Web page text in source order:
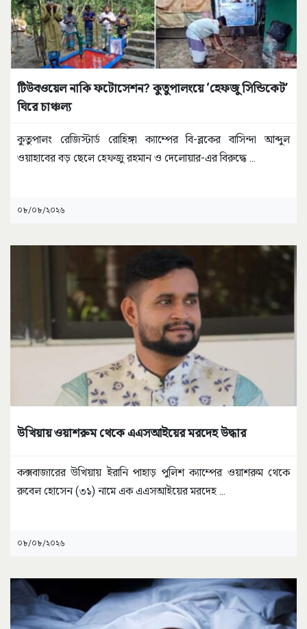
টিউবওয়েল নাকি ফটোসেশন? কুতুপালংয়ে ‘হেফজু সিন্ডিকেট’
ঘিরে চাঞ্চল্য
কুতুপালং রেজিস্টার্ড রোহিঙ্গা ক্যাম্পের বি-ব্লকের বাসিন্দা আব্দুল
ওয়াহাবের বড় ছেলে হেফজু রহমান ও দেলোয়ার-এর বিরুদ্ধে ...
০৮/০৮/২০২৬
উখিয়ায় ওয়াশরুম থেকে এএসআইয়ের মরদেহ উদ্ধার
কক্সবাজারের উখিয়ায় ইরানি পাহাড় পুলিশ ক্যাম্পের ওয়াশরুম থেকে
রুবেল হোসেন (৩১) নামে এক এএসআইয়ের মরদেহ ...
০৮/০৮/২০২৬